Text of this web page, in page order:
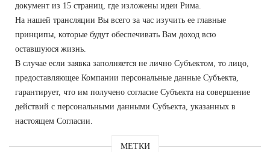
документ из 15 страниц, где изложены идеи Рима.
На нашей трансляции Вы всего за час изучить ее главные
принципы, которые будут обеспечивать Вам доход всю
оставшуюся жизнь.
В случае если заявка заполняется не лично Субъектом, то лицо,
предоставляющее Компании персональные данные Субъекта,
гарантирует, что им получено согласие Субъекта на совершение
действий с персональными данными Субъекта, указанных в
настоящем Согласии.
МЕТКИ